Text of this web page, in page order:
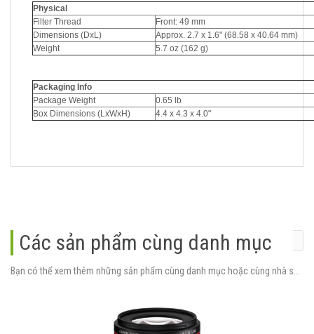
Physical
Filter Thread
Front: 49 mm
Dimensions (DxL)
Approx. 2.7 x 1.6" (68.58 x 40.64 mm)
Weight
5.7 oz (162 g)
Packaging Info
Package Weight
0.65 lb
Box Dimensions (LxWxH)
4.4 x 4.3 x 4.0"
Các sản phẩm cùng danh mục